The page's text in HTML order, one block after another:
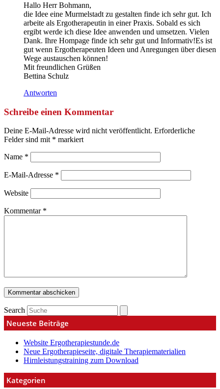
Hallo Herr Bohmann,
die Idee eine Murmelstadt zu gestalten finde ich sehr gut. Ich
arbeite als Ergotherapeutin in einer Praxis. Sobald es sich
ergibt werde ich diese Idee anwenden und umsetzen. Vielen
Dank. Ihre Hompage finde ich sehr gut und Informativ!Es ist
gut wenn Ergotherapeuten Ideen und Anregungen über diesen
Wege austauschen können!
Mit freundlichen Grüßen
Bettina Schulz
Antworten
Schreibe einen Kommentar
Deine E-Mail-Adresse wird nicht veröffentlicht. Erforderliche
Felder sind mit * markiert
Name *
E-Mail-Adresse *
Website
Kommentar *
Search
Neueste Beiträge
Website Ergotherapiestunde.de
Neue Ergotherapieseite, digitale Therapiematerialien
Hirnleistungstraining zum Download
Kategorien